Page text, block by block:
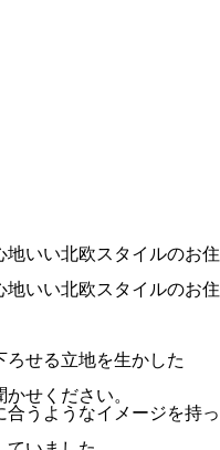
いい北欧スタイルのお住
いい北欧スタイルのお住
ろせる立地を生かした
せください。
うようなイメージを持っ